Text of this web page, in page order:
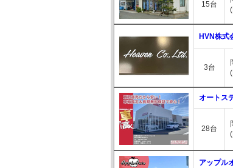
15台
HVN株式
3台
オートス
28台
アップル